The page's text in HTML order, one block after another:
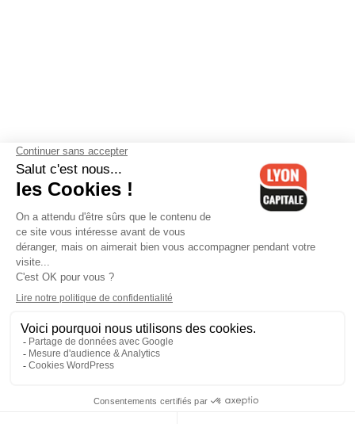
Contactez-nous-Mentions légales-CGV-Politique de
confidentialité-Gestion des cookies
Cedex 06